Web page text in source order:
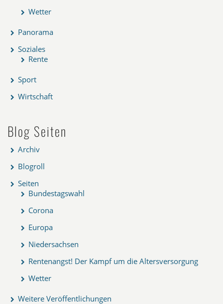
Wetter
Panorama
Soziales
Rente
Sport
Wirtschaft
Blog Seiten
Archiv
Blogroll
Seiten
Bundestagswahl
Corona
Europa
Niedersachsen
Rentenangst! Der Kampf um die Altersversorgung
Wetter
Weitere Veröffentlichungen